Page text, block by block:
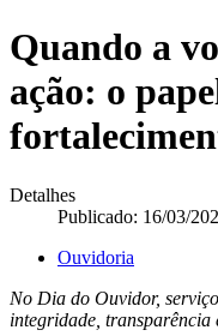
Quando a
ação: o
Detalhes
Publicado: 16/03/
Ouvidoria
No Dia do Ouvidor,
integridade,